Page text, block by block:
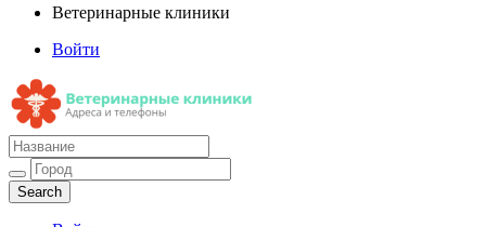
Ветеринарные клиники
Войти
Ветеринарные клиники
Адреса и телефоны